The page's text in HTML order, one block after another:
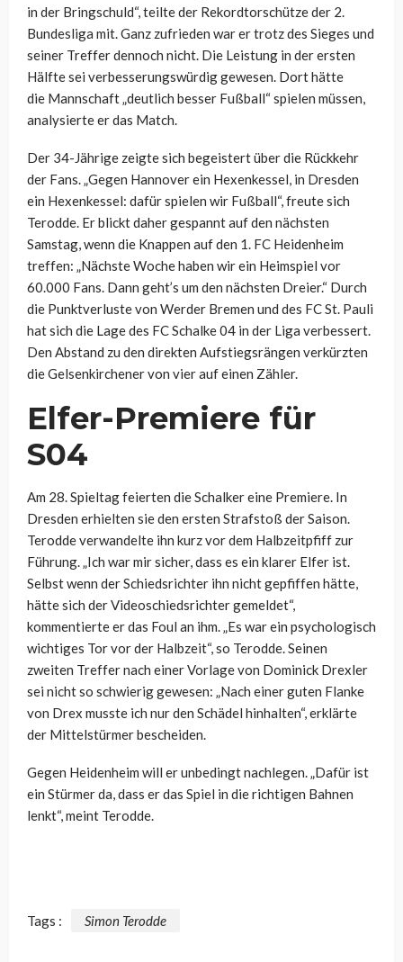
in der Bringschuld“, teilte der Rekordtorschütze der 2.
Bundesliga mit. Ganz zufrieden war er trotz des Sieges und
seiner Treffer dennoch nicht. Die Leistung in der ersten
Hälfte sei verbesserungswürdig gewesen. Dort hätte
die Mannschaft „deutlich besser Fußball“ spielen müssen,
analysierte er das Match.
Der 34-Jährige zeigte sich begeistert über die Rückkehr
der Fans. „Gegen Hannover ein Hexenkessel, in Dresden
ein Hexenkessel: dafür spielen wir Fußball“, freute sich
Terodde. Er blickt daher gespannt auf den nächsten
Samstag, wenn die Knappen auf den 1. FC Heidenheim
treffen: „Nächste Woche haben wir ein Heimspiel vor
60.000 Fans. Dann geht’s um den nächsten Dreier.“ Durch
die Punktverluste von Werder Bremen und des FC St. Pauli
hat sich die Lage des FC Schalke 04 in der Liga verbessert.
Den Abstand zu den direkten Aufstiegsrängen verkürzten
die Gelsenkirchener von vier auf einen Zähler.
Elfer-Premiere für
S04
Am 28. Spieltag feierten die Schalker eine Premiere. In
Dresden erhielten sie den ersten Strafstoß der Saison.
Terodde verwandelte ihn kurz vor dem Halbzeitpfiff zur
Führung. „Ich war mir sicher, dass es ein klarer Elfer ist.
Selbst wenn der Schiedsrichter ihn nicht gepfiffen hätte,
hätte sich der Videoschiedsrichter gemeldet“,
kommentierte er das Foul an ihm. „Es war ein psychologisch
wichtiges Tor vor der Halbzeit“, so Terodde. Seinen
zweiten Treffer nach einer Vorlage von Dominick Drexler
sei nicht so schwierig gewesen: „Nach einer guten Flanke
von Drex musste ich nur den Schädel hinhalten“, erklärte
der Mittelstürmer bescheiden.
Gegen Heidenheim will er unbedingt nachlegen. „Dafür ist
ein Stürmer da, dass er das Spiel in die richtigen Bahnen
lenkt“, meint Terodde.
Tags : Simon Terodde